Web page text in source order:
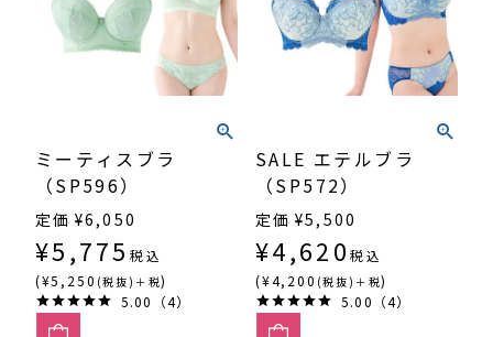
ミーティスブラ
（SP596）
定価 ¥6,050
¥5,775 税込
(¥5,250 (税抜)＋税)
5.00（4）
SALE エテルブラ
（SP572）
定価 ¥5,500
¥4,620 税込
(¥4,200 (税抜)＋税)
5.00（4）